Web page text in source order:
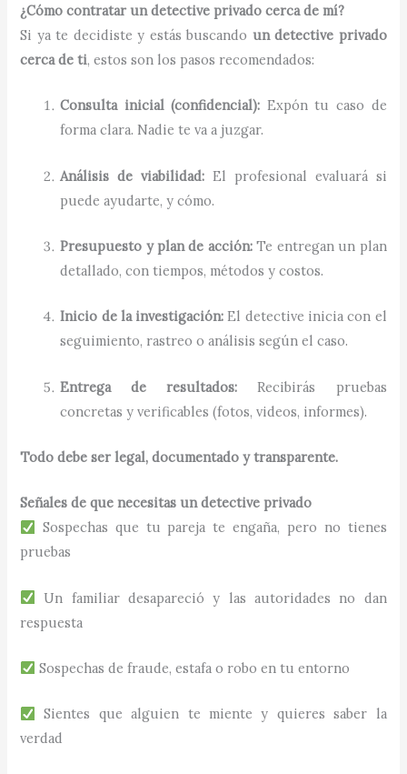
¿Cómo contratar un detective privado cerca de mí?
Si ya te decidiste y estás buscando un detective privado
cerca de ti, estos son los pasos recomendados:
Consulta inicial (confidencial): Expón tu caso de
forma clara. Nadie te va a juzgar.
Análisis de viabilidad: El profesional evaluará si
puede ayudarte, y cómo.
Presupuesto y plan de acción:Te entregan un plan
detallado, con tiempos, métodos y costos.
Inicio de la investigación: El detective inicia con el
seguimiento, rastreo o análisis según el caso.
Entrega de resultados: Recibirás pruebas
concretas y verificables (fotos, videos, informes).
Todo debe ser legal, documentado y transparente.
Señales de que necesitas un detective privado
Sospechas que tu pareja te engaña, pero no tienes
pruebas
Un familiar desapareció y las autoridades no dan
respuesta
Sospechas de fraude, estafa o robo en tu entorno
Sientes que alguien te miente y quieres saber la
verdad